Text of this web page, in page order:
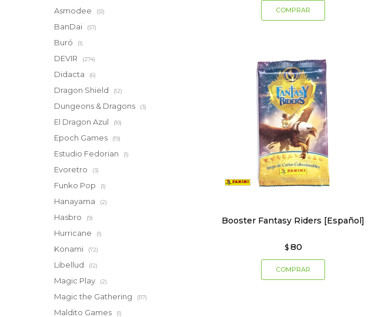
Booster Fantasy Riders [Español]
$ 80
Asmodee (51)
BanDai (57)
Buró (1)
DEVIR (274)
Didacta (6)
Dragon Shield (12)
Dungeons & Dragons (3)
El Dragon Azul (10)
Epoch Games (19)
Estudio Fedorian (1)
Evoretro (3)
Funko Pop (1)
Hanayama (2)
Hasbro (9)
Hurricane (1)
Konami (72)
Libellud (12)
Magic Play (2)
Magic the Gathering (117)
Maldito Games (1)